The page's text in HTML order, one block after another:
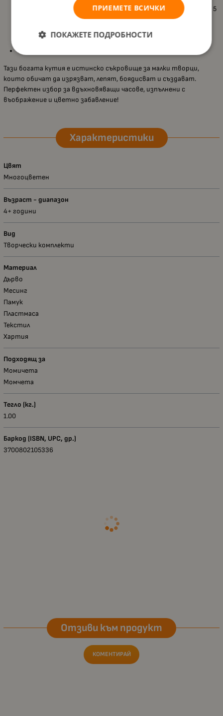
почистващи шишчета, 125 дървени пръчки, 38 листа филц, 5
листа гофрирана хартия, 35 листа хартия, дървени
мъниста, помпони, еластичен конец и илюстрирани
инструкции;
Подходящ за деца над 4 години
Тази богата кутия е истинско съкровище за малки творци,
които обичат да изрязват, лепят, боядисват и създават.
Перфектен избор за вдъхновяващи часове, изпълнени с
въображение и цветно забавление!
Характеристики
Цвят
Многоцветен
Възраст - диапазон
4+ години
Вид
Творчески комплекти
Материал
Дърво
Месинг
Памук
Пластмаса
Текстил
Хартия
Подходящ за
Момичета
Момчета
Тегло (кг.)
1.00
Баркод (ISBN, UPC, др.)
3700802105336
Отзиви към продукт
КОМЕНТИРАЙ
ПРИЕМЕТЕ ВСИЧКИ
ПОКАЖЕТЕ ПОДРОБНОСТИ